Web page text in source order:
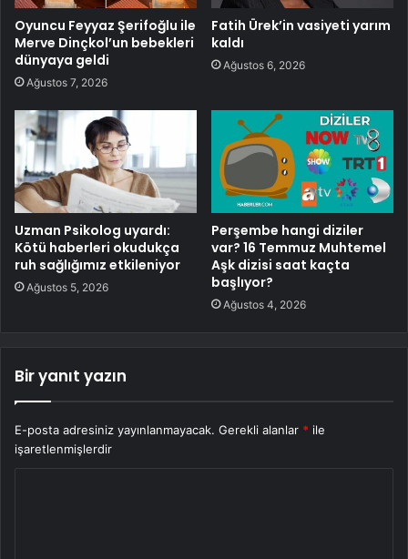
Oyuncu Feyyaz Şerifoğlu ile
Merve Dinçkol’un bebekleri
dünyaya geldi
Ağustos 7, 2026
Fatih Ürek’in vasiyeti yarım
kaldı
Ağustos 6, 2026
Uzman Psikolog uyardı:
Kötü haberleri okudukça
ruh sağlığımız etkileniyor
Ağustos 5, 2026
Perşembe hangi diziler
var? 16 Temmuz Muhtemel
Aşk dizisi saat kaçta
başlıyor?
Ağustos 4, 2026
Bir yanıt yazın
E-posta adresiniz yayınlanmayacak. Gerekli alanlar * ile
işaretlenmişlerdir